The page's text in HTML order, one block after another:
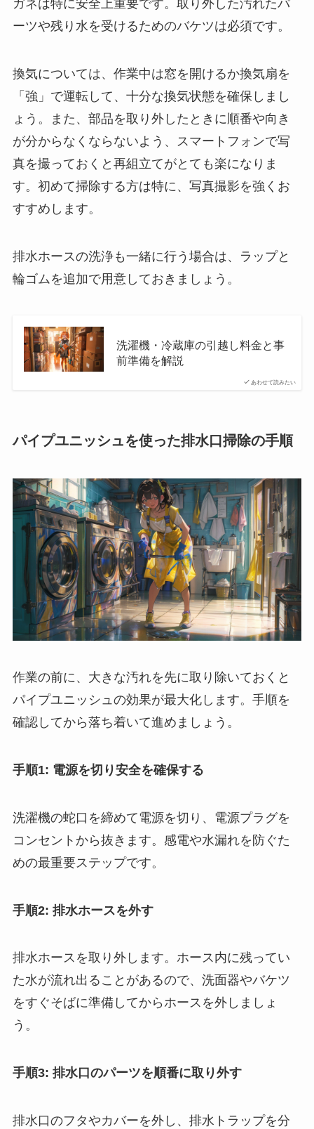
ガネは特に安全上重要です。取り外した汚れたパ
ーツや残り水を受けるためのバケツは必須です。
換気については、作業中は窓を開けるか換気扇を
「強」で運転して、十分な換気状態を確保しまし
ょう。また、部品を取り外したときに順番や向き
が分からなくならないよう、スマートフォンで写
真を撮っておくと再組立てがとても楽になりま
す。初めて掃除する方は特に、写真撮影を強くお
すすめします。
排水ホースの洗浄も一緒に行う場合は、ラップと
輪ゴムを追加で用意しておきましょう。
あわせて読みたい
洗濯機・冷蔵庫の引越し料金と事
前準備を解説
パイプユニッシュを使った排水口掃除の手順
作業の前に、大きな汚れを先に取り除いておくと
パイプユニッシュの効果が最大化します。手順を
確認してから落ち着いて進めましょう。
手順1: 電源を切り安全を確保する
洗濯機の蛇口を締めて電源を切り、電源プラグを
コンセントから抜きます。感電や水漏れを防ぐた
めの最重要ステップです。
手順2: 排水ホースを外す
排水ホースを取り外します。ホース内に残ってい
た水が流れ出ることがあるので、洗面器やバケツ
をすぐそばに準備してからホースを外しましょ
う。
手順3: 排水口のパーツを順番に取り外す
排水口のフタやカバーを外し、排水トラップを分